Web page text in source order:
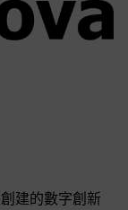
建的數字創新